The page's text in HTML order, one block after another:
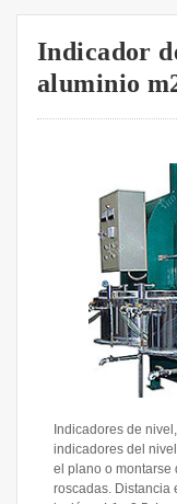
Indicador
aluminio
Indicadores de
indicadores del
el plano o montarse
roscadas. Distancia